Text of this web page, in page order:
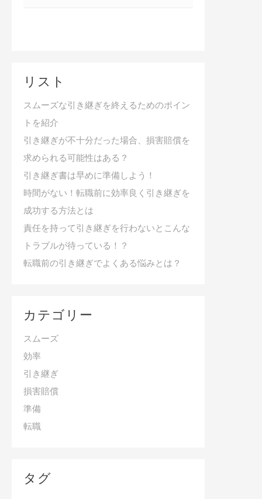
リスト
スムーズな引き継ぎを終えるためのポイン
トを紹介
引き継ぎが不十分だった場合、損害賠償を
求められる可能性はある？
引き継ぎ書は早めに準備しよう！
時間がない！転職前に効率良く引き継ぎを
成功する方法とは
責任を持って引き継ぎを行わないとこんな
トラブルが待っている！？
転職前の引き継ぎでよくある悩みとは？
カテゴリー
スムーズ
効率
引き継ぎ
損害賠償
準備
転職
タグ